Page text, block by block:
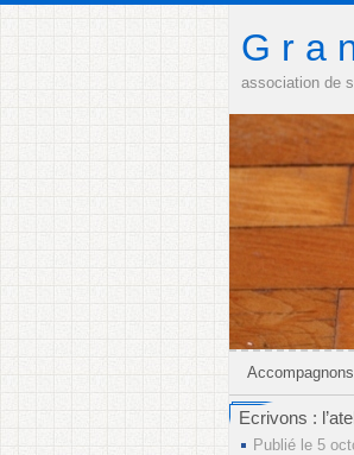
G r a
association de
Ecrivons :
Publié le 5